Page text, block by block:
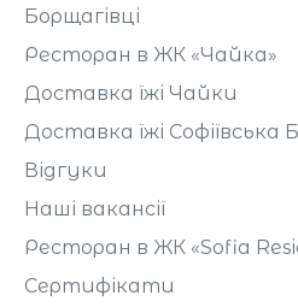
Борщагівці
Ресторан в ЖК «Чайка»
Доставка їжі Чайки
Доставка їжі Софіївська
Відгуки
Наші вакансії
Ресторан в ЖК «Sofia
Сертифікати